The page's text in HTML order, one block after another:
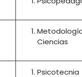
Ciencias
Psicotecnia